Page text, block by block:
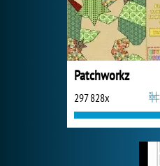
Patchworkz
297 828x